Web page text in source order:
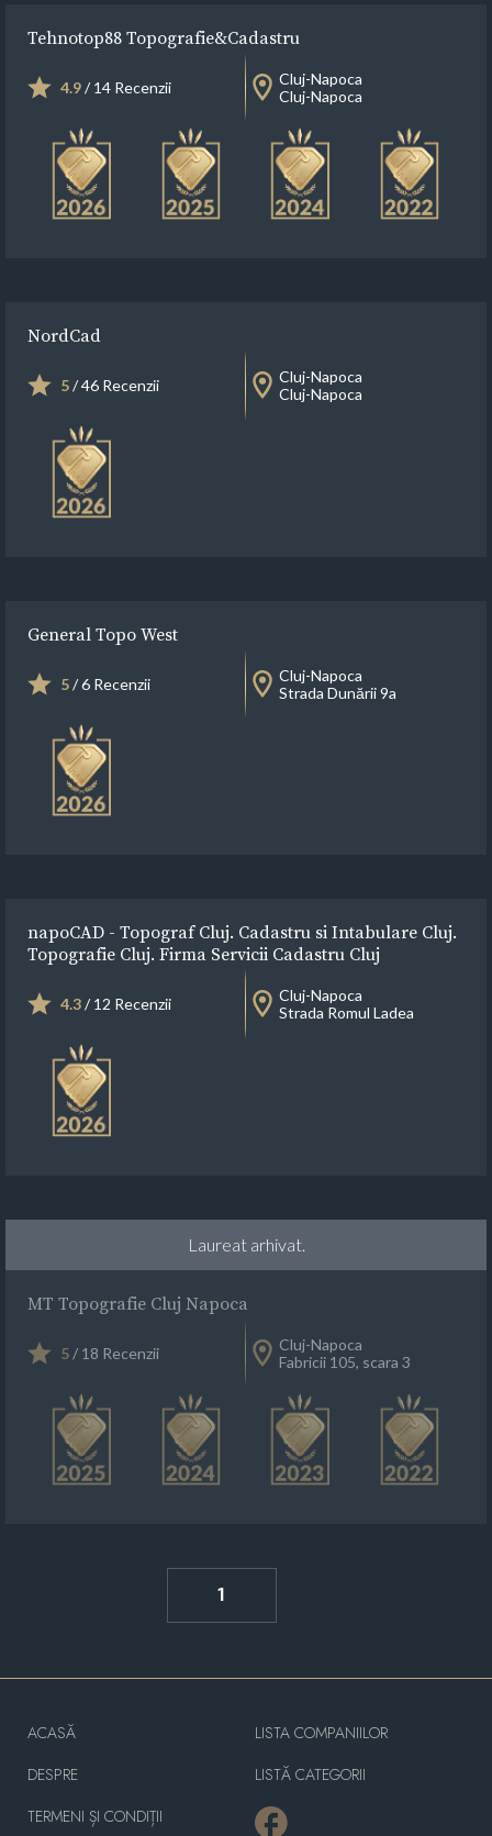
Tehnotop88 Topografie&Cadastru
4.9/ 14 Recenzii
Cluj-Napoca
Cluj-Napoca
NordCad
5/ 46 Recenzii
Cluj-Napoca
Cluj-Napoca
General Topo West
5/ 6 Recenzii
Cluj-Napoca
Strada Dunării 9a
napoCAD - Topograf Cluj. Cadastru si Intabulare Cluj.
Topografie Cluj. Firma Servicii Cadastru Cluj
4.3/ 12 Recenzii
Cluj-Napoca
Strada Romul Ladea
Laureat arhivat.
MT Topografie Cluj Napoca
5/ 18 Recenzii
Cluj-Napoca
Fabricii 105, scara 3
1
ACASĂ
DESPRE
TERMENI ȘI CONDIȚII
LISTA COMPANIILOR
LISTĂ CATEGORII